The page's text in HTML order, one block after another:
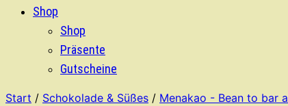
Shop
Shop
Präsente
Gutscheine
Start / Schokolade & Süßes / Menakao - Bean to bar